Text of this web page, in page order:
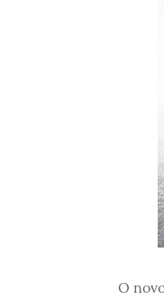
O